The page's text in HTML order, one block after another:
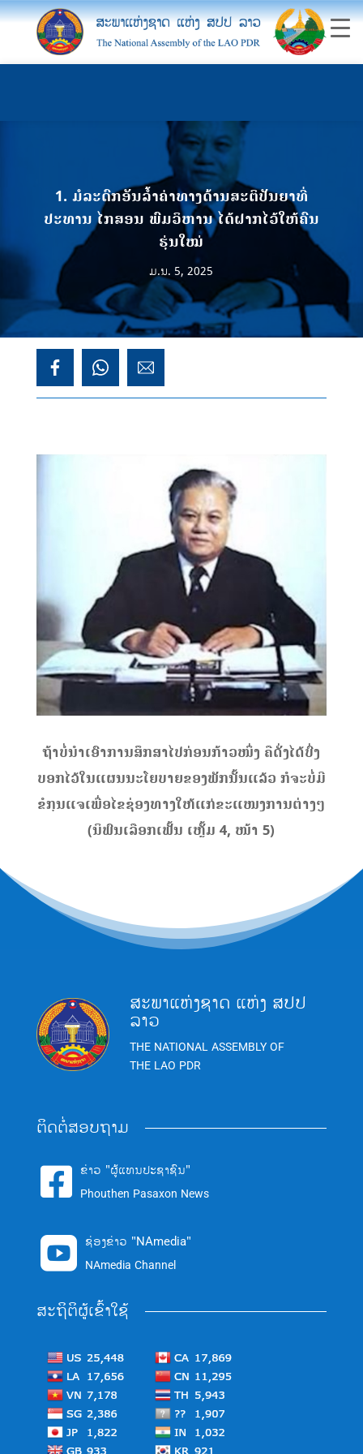
1. ມໍລະດົກອັນລ້ຳຄ່າທາງດ້ານສະຕິປັນຍາທີ່
ປະທານ ໄກສອນ ພົມວິຫານ ໄດ້ຝາກໄວ້ໃຫ້ຄົນ
ຮຸ່ນໃໝ່
ມ.ນ. 5, 2025
ຖ້າບໍ່ນຳເອົາການສຶກສາໄປກ່ອນກ້າວໜຶ່ງ ຄືດັ່ງໄດ້ບົ່ງ
ບອກໄວ້ໃນແຜນນະໂຍບາຍຂອງພັກນັ້ນແລ້ວ ກໍຈະບໍ່ມີ
ຂໍກຸນແຈເພື່ອໄຂຊ່ອງທາງໃຫ້ແກ່ຂະແໜງການຕ່າງໆ
(ນິພົນເລືອກເຟັ້ນ ເຫຼັ້ມ 4, ໜ້າ 5)
ສະພາແຫ່ງຊາດ ແຫ່ງ ສປປ
ລາວ
THE NATIONAL ASSEMBLY OF
THE LAO PDR
ຕິດຕໍ່ສອບຖາມ
 ຂ່າວ "ຜູ້ແທນປະຊາຊົນ"
Phouthen Pasaxon News
 ຊ່ອງຂ່າວ "NAmedia"
NAmedia Channel
ສະຖິຕິຜູ້ເຂົ້າໃຊ້